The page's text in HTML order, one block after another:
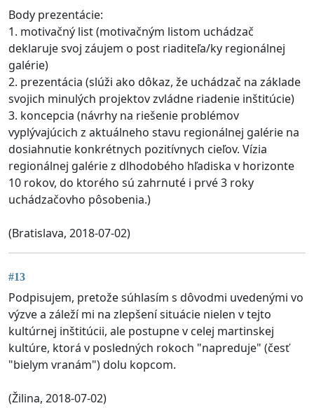
Body prezentácie:
1. motivačný list (motivačným listom uchádzač
deklaruje svoj záujem o post riaditeľa/ky regionálnej
galérie)
2. prezentácia (slúži ako dôkaz, že uchádzač na základe
svojich minulých projektov zvládne riadenie inštitúcie)
3. koncepcia (návrhy na riešenie problémov
vyplývajúcich z aktuálneho stavu regionálnej galérie na
dosiahnutie konkrétnych pozitívnych cieľov. Vízia
regionálnej galérie z dlhodobého hľadiska v horizonte
10 rokov, do ktorého sú zahrnuté i prvé 3 roky
uchádzačovho pôsobenia.)
(Bratislava, 2018-07-02)
#13
Podpisujem, pretože súhlasím s dôvodmi uvedenými vo
výzve a záleží mi na zlepšení situácie nielen v tejto
kultúrnej inštitúcii, ale postupne v celej martinskej
kultúre, ktorá v posledných rokoch "napreduje" (česť
"bielym vranám") dolu kopcom.
(Žilina, 2018-07-02)